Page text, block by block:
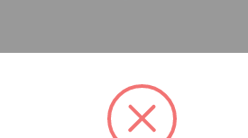
Aggiungi alla